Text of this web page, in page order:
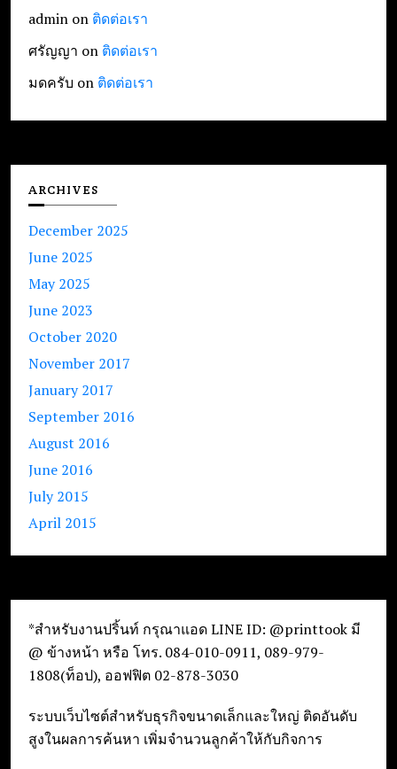
admin on ติดต่อเรา
ศรัญญา on ติดต่อเรา
มดครับ on ติดต่อเรา
ARCHIVES
December 2025
June 2025
May 2025
June 2023
October 2020
November 2017
January 2017
September 2016
August 2016
June 2016
July 2015
April 2015
*สำหรับงานปริ้นท์ กรุณาแอด LINE ID: @printtook มี
@ ข้างหน้า หรือ โทร. 084-010-0911, 089-979-
1808(ท็อป), ออฟฟิต 02-878-3030
ระบบเว็บไซต์สำหรับธุรกิจขนาดเล็กและใหญ่ ติดอันดับ
สูงในผลการค้นหา เพิ่มจำนวนลูกค้าให้กับกิจการ